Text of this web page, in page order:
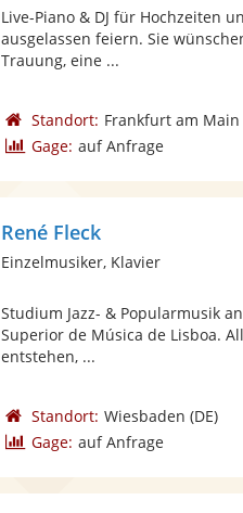
Live-Piano & DJ für Hochzeiten
ausgelassen feiern. Sie
Trauung, eine ...
Standort: Frankfurt am Main
Gage: auf Anfrage
René Fleck
Einzelmusiker, Klavier
Studium Jazz- & Popularmusik
Superior de Música de Lisboa.
entstehen, ...
Standort: Wiesbaden (DE)
Gage: auf Anfrage